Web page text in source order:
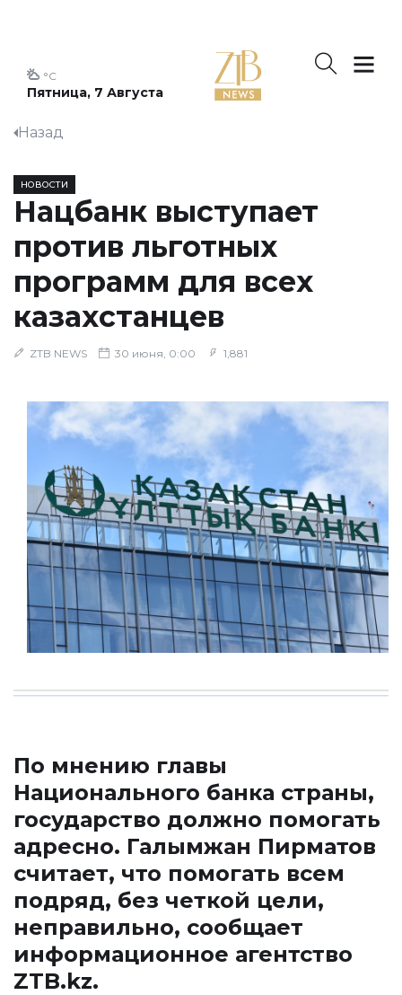
Пятница, 7 Августа
°C
Назад
НОВОСТИ
Нацбанк выступает
против льготных
программ для всех
казахстанцев
ZTB NEWS 30 июня, 0:00 1,881
По мнению главы
Национального банка страны,
государство должно помогать
адресно. Галымжан Пирматов
считает, что помогать всем
подряд, без четкой цели,
неправильно, сообщает
информационное агентство
ZTB.kz.